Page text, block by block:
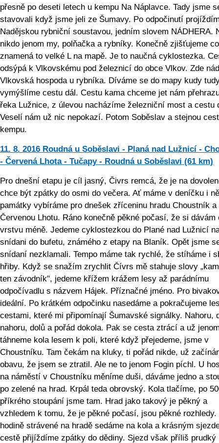
přesně po deseti letech u kempu Na Náplavce. Tady jsme
stavovali když jsme jeli ze Šumavy. Po odpočinutí
Nadějskou rybniční soustavou, jedním slovem NÁDHERA.
nikdo jenom my, polňačka a rybníky. Konečně zjišťujeme co
znamená to velké L na mapě. Je to naučná cyklostezka.
odsýpá k Vlkovskému pod železnicí do obce Vlkov. Zde
Vlkovská hospoda u rybníka. Díváme se do mapy kudy
vymýšlíme cestu dál. Cestu kama chceme jet nám
řeka Lužnice, z úlevou nacházíme železniční most a cestu
Veselí nám už nic nepokazí. Potom Soběslav a stejnou
kempu.
11. 8. 2016 Roudná u Soběslavi - Planá nad Lužnicí -
- Červená Lhota - Tučapy - Roudná u Soběslavi (61 km)
Pro dnešní etapu je cíl jasný, Čivrs remcá, že je na
chce být zpátky do osmi do večera. Ať máme v deníčku i
památky vybíráme pro dnešek zříceninu hradu Choustník a
Červenou Lhotu. Ráno konečně pěkné počasí, že si dávám
vrstvu méně. Jedeme cyklostezkou do Plané nad Lužnicí
snídani do bufetu, známého z etapy na Blaník. Opět jsme
snídaní nezklamali. Tempo máme tak rychlé, že stíháme i
hřiby. Když se snažím zrychlit Čívrs mě stahuje slovy
ten závodník", jedeme křížem krážem lesy až parádnímu
odpočívadlu s názvem Hájek. Příznačné jméno. Pro
ideální. Po krátkém odpočinku nasedáme a pokračujeme
cestami, které mi připomínají Šumavské signálky. Nahoru,
nahoru, dolů a pořád dokola. Pak se cesta ztrácí a už
táhneme kola lesem k poli, které když přejedeme, jsme v
Choustníku. Tam čekám na kluky, ti pořád nikde, už
obavu, že jsem se ztratil. Ale ne to jenom Fogin píchl. U
na náměstí v Choustníku měníme duši, dáváme jedno a
po zelené na hrad. Krpál teda obrovský. Kola tlačíme, po
příkrého stoupání jsme tam. Hrad jako takový je pěkný a
vzhledem k tomu, že je pěkné počasí, jsou pěkné rozhledy.
hodině strávené na hradě sedáme na kola a krásným
cestě přijíždíme zpátky do dědiny. Sjezd však příliš prudký